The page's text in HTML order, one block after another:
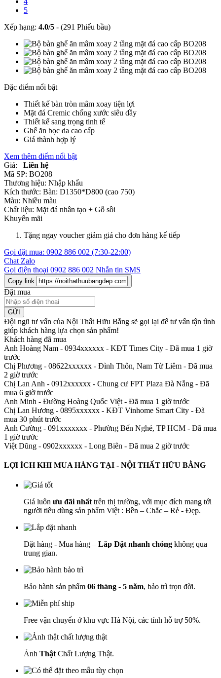
5
Xếp hạng: 4.0/5 - (291 Phiếu bầu)
Đặc điểm nổi bật
Thiết kế bàn tròn mâm xoay tiện lợi
Mặt đá Cremic chống xước siêu dầy
Thiết kế sang trọng tinh tế
Ghế ăn bọc da cao cấp
Giá thành hợp lý
Xem thêm điểm nổi bật
Giá:
Liên hệ
Mã SP: BO208
Thương hiệu: Nhập khẩu
Kích thước: Bàn: D1350*D800 (cao 750)
Màu: Nhiều màu
Chất liệu: Mặt đá nhân tạo + Gỗ sồi
Khuyến mãi
Tặng ngay voucher giảm giá cho đơn hàng kế tiếp
Gọi đặt mua: 0902 886 002 (7:30-22:00)
Chat Zalo
Gọi điện thoại 0902 886 002 Nhắn tin SMS
Copy link
Đặt mua
GỬI
Đội ngũ tư vấn của Nội Thất Hữu Bằng sẽ gọi lại để tư vấn tận tình
giúp khách hàng lựa chọn sản phẩm!
Khách hàng đã mua
Anh Hoàng Nam - 0934xxxxxx - KĐT Times City - Đã mua 1 giờ
trước
Chị Phương - 08622xxxxxx - Đình Thôn, Nam Từ Liêm - Đã mua
2 giờ trước
Chị Lan Anh - 0912xxxxxx - Chung cư FPT Plaza Đà Nẵng - Đã
mua 6 giờ trước
Anh Minh - Đường Hoàng Quốc Việt - Đã mua 1 giờ trước
Chị Lan Hương - 0895xxxxxx - KĐT Vinhome Smart City - Đã
mua 30 phút trước
Anh Cường - 091xxxxxxx - Phường Bến Nghé, TP HCM - Đã mua
1 giờ trước
Việt Dũng - 0902xxxxxx - Long Biên - Đã mua 2 giờ trước
LỢI ÍCH KHI MUA HÀNG TẠI - NỘI THẤT HỮU BẰNG
Giá luôn ưu đãi nhất trên thị trường, với mục đích mang tới
người tiêu dùng sản phẩm Việt : Bền – Chắc – Rẻ - Đẹp.
Đặt hàng - Mua hàng – Lắp Đặt nhanh chóng không qua
trung gian.
Bảo hành sản phẩm 06 tháng - 5 năm, bảo trì trọn đời.
Free vận chuyển ở khu vực Hà Nội, các tỉnh hỗ trợ 50%.
Ảnh Thật Chất Lượng Thật.